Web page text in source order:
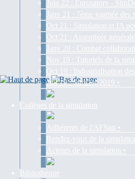
Juin 22 : Eurosatory -
Janv 21 : 7ème journée des
Oct 21 : Simulation et IA
Oct 21 : Assemblée générale
Janv 20 : Combat
Nov 19 : Tutoriels de la
Oct 19 : Industrialisation
Juil 19 : SimDef 2019 •
Collèges de la simulation
Adhérents de l'AFSim •
Rendez-vous de la
Acteurs de la simulation •
Bibliothèque